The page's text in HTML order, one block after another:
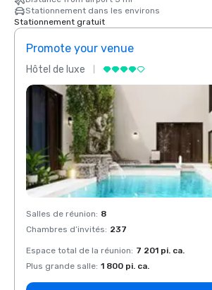
Stationnement dans les environs
Stationnement gratuit
Promote your venue
Hôtel de luxe
Salles de réunion: 8
Chambres d’invités: 237
Espace total de la réunion: 7 201 pi. ca.
Plus grande salle: 1 800 pi. ca.